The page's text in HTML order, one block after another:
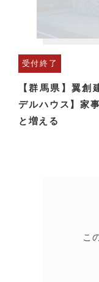
受付終了
【群馬県】翼
デルハウス】家
と増える
こ